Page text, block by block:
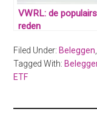
VWRL: de
reden
Filed Under: Beleggen
Tagged With:
ETF